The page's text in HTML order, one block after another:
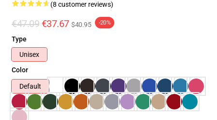
(8 customer reviews)
€47.09 €37.67 $40.95 -20%
Type
Unisex
Color
Default